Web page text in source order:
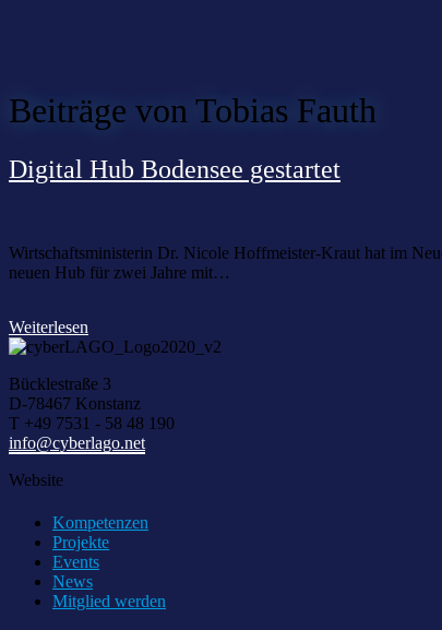
Beiträge von Tobias Fauth
Digital Hub Bodensee gestartet
Wirtschaftsministerin Dr. Nicole Hoffmeister-Kraut hat im
neuen Hub für zwei Jahre mit…
Weiterlesen
Bücklestraße 3
D-78467 Konstanz
T +49 7531 - 58 48 190
info@cyberlago.net
Website
Kompetenzen
Projekte
Events
News
Mitglied werden